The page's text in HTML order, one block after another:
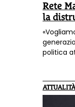
Rete
la
politica
stampa
a Roma
che
ATTUALITÀ